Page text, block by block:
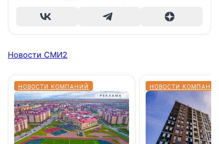
Новости СМИ2
НОВОСТИ КОМПАНИЙ НОВОСТИ